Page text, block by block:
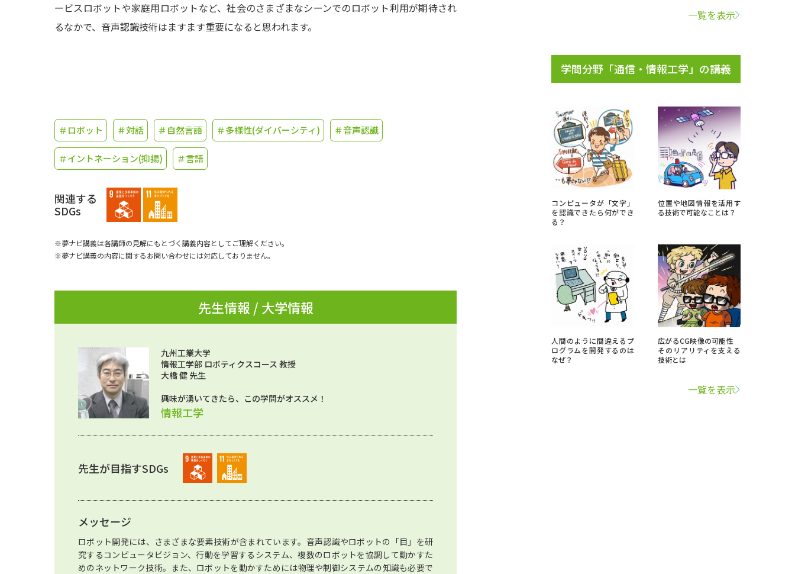
学問発見
学問分野解説 学問の教科書 夢ナビライブ
ユーザーサポート
このサイトについて
受付内容・発送状況の確認 テレメール
お支払いサイト
お問合せ先 テレメール進学カタログ訂正のご案内
ービスロボットや家庭用ロボットなど、社会のさまざまなシーンでのロボット利用が期待され
るなかで、音声認識技術はますます重要になると思われます。
＃ロボット ＃対話 ＃自然言語 ＃多様性(ダイバーシティ) ＃音声認識
＃イントネーション(抑揚) ＃言語
関連する
SDGs
※夢ナビ講義は各講師の見解にもとづく講義内容としてご理解ください。
※夢ナビ講義の内容に関するお問い合わせには対応しておりません。
先生情報 / 大学情報
九州工業大学
情報工学部 ロボティクスコース 教授
大橋 健 先生
興味が湧いてきたら、この学問がオススメ！
情報工学
先生が目指すSDGs
メッセージ
ロボット開発には、さまざまな要素技術が含まれています。音声認識やロボットの「目」を研
究するコンピュータビジョン、行動を学習するシステム、複数のロボットを協調して動かすた
めのネットワーク技術。また、ロボットを動かすためには物理や制御システムの知識も必要で
一覧を表示
学問分野「通信・情報工学」の講義
コンピュータが「文字」
を認識できたら何ができ
る？
位置や地図情報を活用す
る技術で可能なことは？
人間のように間違えるプ
ログラムを開発するのは
なぜ？
広がるCG映像の可能性
そのリアリティを支える
技術とは
一覧を表示